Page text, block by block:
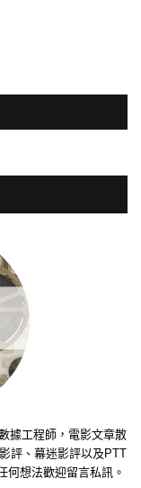
據工程師，電影文章散
評、幕迷影評以及PTT
何想法歡迎留言私訊。